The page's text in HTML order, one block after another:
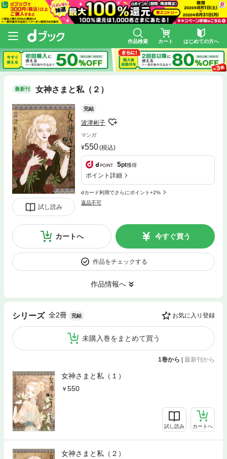
作品検索 カート はじめての方へ
最新刊 女神さまと私（２）
試し読み
完結
波津彬子
マンガ
550(税込)
5pt獲得
ポイント詳細
dカード利用でさらにポイント+2%
返品不可
カートへ 今すぐ買う
作品をチェックする
作品情報へ
シリーズ 全2冊 完結 お気に入り登録
未購入巻をまとめて買う
1巻から | 最新刊から
女神さまと私（１）
550
試し読み カートへ
女神さまと私（２）